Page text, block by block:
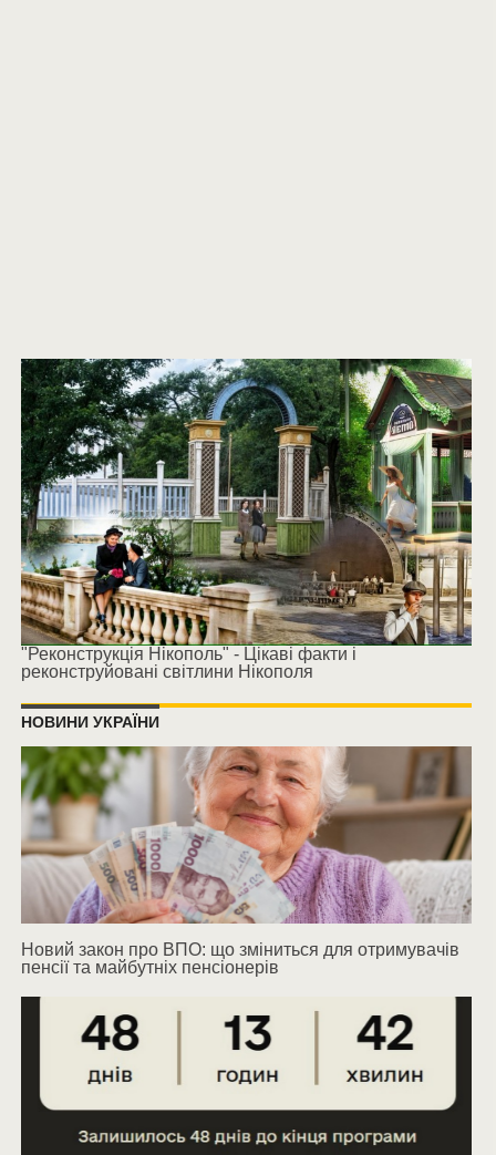
"Реконструкція Нікополь" - Цікаві факти і
реконструйовані світлини Нікополя
НОВИНИ УКРАЇНИ
Новий закон про ВПО: що зміниться для отримувачів
пенсії та майбутніх пенсіонерів